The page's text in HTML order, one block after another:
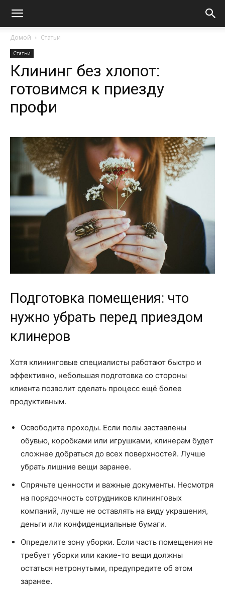
Домой Статьи
Статьи
Клининг без хлопот:
готовимся к приезду
профи
Подготовка помещения: что
нужно убрать перед приездом
клинеров
Хотя клининговые специалисты работают быстро и
эффективно, небольшая подготовка со стороны
клиента позволит сделать процесс ещё более
продуктивным.
Освободите проходы. Если полы заставлены
обувью, коробками или игрушками, клинерам будет
сложнее добраться до всех поверхностей. Лучше
убрать лишние вещи заранее.
Спрячьте ценности и важные документы. Несмотря
на порядочность сотрудников клининговых
компаний, лучше не оставлять на виду украшения,
деньги или конфиденциальные бумаги.
Определите зону уборки. Если часть помещения не
требует уборки или какие-то вещи должны
остаться нетронутыми, предупредите об этом
заранее.